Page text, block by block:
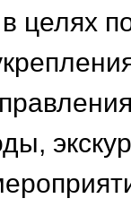
целях